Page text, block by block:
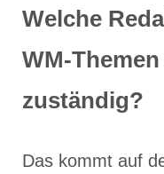
Welche
WM-
zuständig?
Das kommt auf